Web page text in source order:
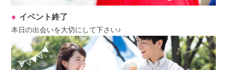
イベント終了
本日の出会いを大切にして下さい♪